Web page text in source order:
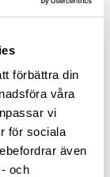
förbättra din
våra
vi
för sociala
även
och